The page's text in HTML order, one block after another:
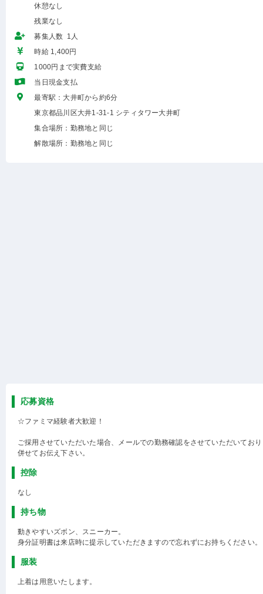
休憩なし
残業なし
募集人数 1人
時給 1,400円
1000円まで実費支給
当日現金支払
最寄駅：大井町から約6分
東京都品川区大井1-31-1 シティタワー大井町
集合場所：勤務地と同じ
解散場所：勤務地と同じ
応募資格
☆ファミマ経験者大歓迎！
ご採用させていただいた場合、メールでの勤務確認をさせていただいてお
併せてお伝え下さい。
控除
なし
持ち物
動きやすいズボン、スニーカー。
身分証明書は来店時に提示していただきますので忘れずにお持ちください。
服装
上着は用意いたします。